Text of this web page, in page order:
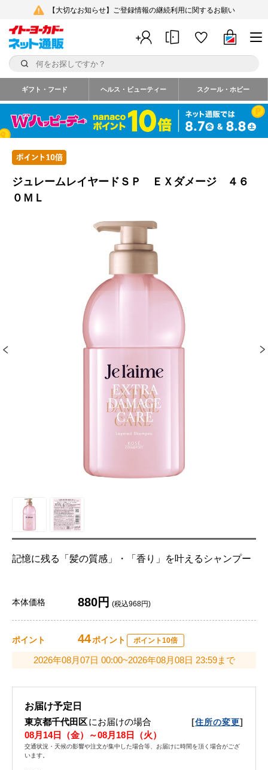
【大切なお知らせ】ご登録情報の継続利用に関するお願い
ギフト・フード ヘルス・ビューティー スクール・ホビー
ジュレームレイヤードＳＰ ＥＸダメージ ４６
０ＭＬ
記憶に残る「髪の質感」・「香り」を叶えるシャンプー
本体価格 880円 (税込968円)
ポイント 44ポイント ポイント10倍
2026年08月07日 00:00~2026年08月08日 23:59まで
お届け予定日
東京都千代田区にお届けの場合 [住所の変更]
08月14日（金）～08月18日（火）
交通状況・天候の影響や注文が集中した場合等、お届けに時間を頂く場合がござ
います。